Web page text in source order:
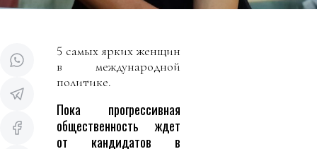
5 самых ярких женщин
в международной
политике.
Пока прогрессивная
общественность ждет
от кандидатов в